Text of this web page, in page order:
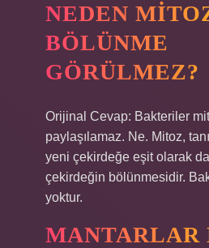
NEDEN
BÖLÜNME
GÖRÜLMEZ?
Orijinal Cevap: Bakteriler
paylaşılamaz. Ne. Mitoz,
yeni çekirdeğe eşit olarak
çekirdeğin bölünmesidir.
yoktur.
MANTARLAR